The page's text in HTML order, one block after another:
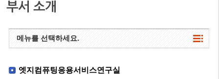
부서 소개
메뉴를 선택하세요.
엣지컴퓨팅응용서비스연구실